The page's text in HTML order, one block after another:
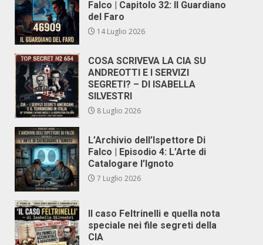
Falco | Capitolo 32: Il Guardiano
del Faro
14 Luglio 2026
COSA SCRIVEVA LA CIA SU
ANDREOTTI E I SERVIZI
SEGRETI? – DI ISABELLA
SILVESTRI
8 Luglio 2026
L’Archivio dell’Ispettore Di
Falco | Episodio 4: L’Arte di
Catalogare l’Ignoto
7 Luglio 2026
Il caso Feltrinelli e quella nota
speciale nei file segreti della
CIA